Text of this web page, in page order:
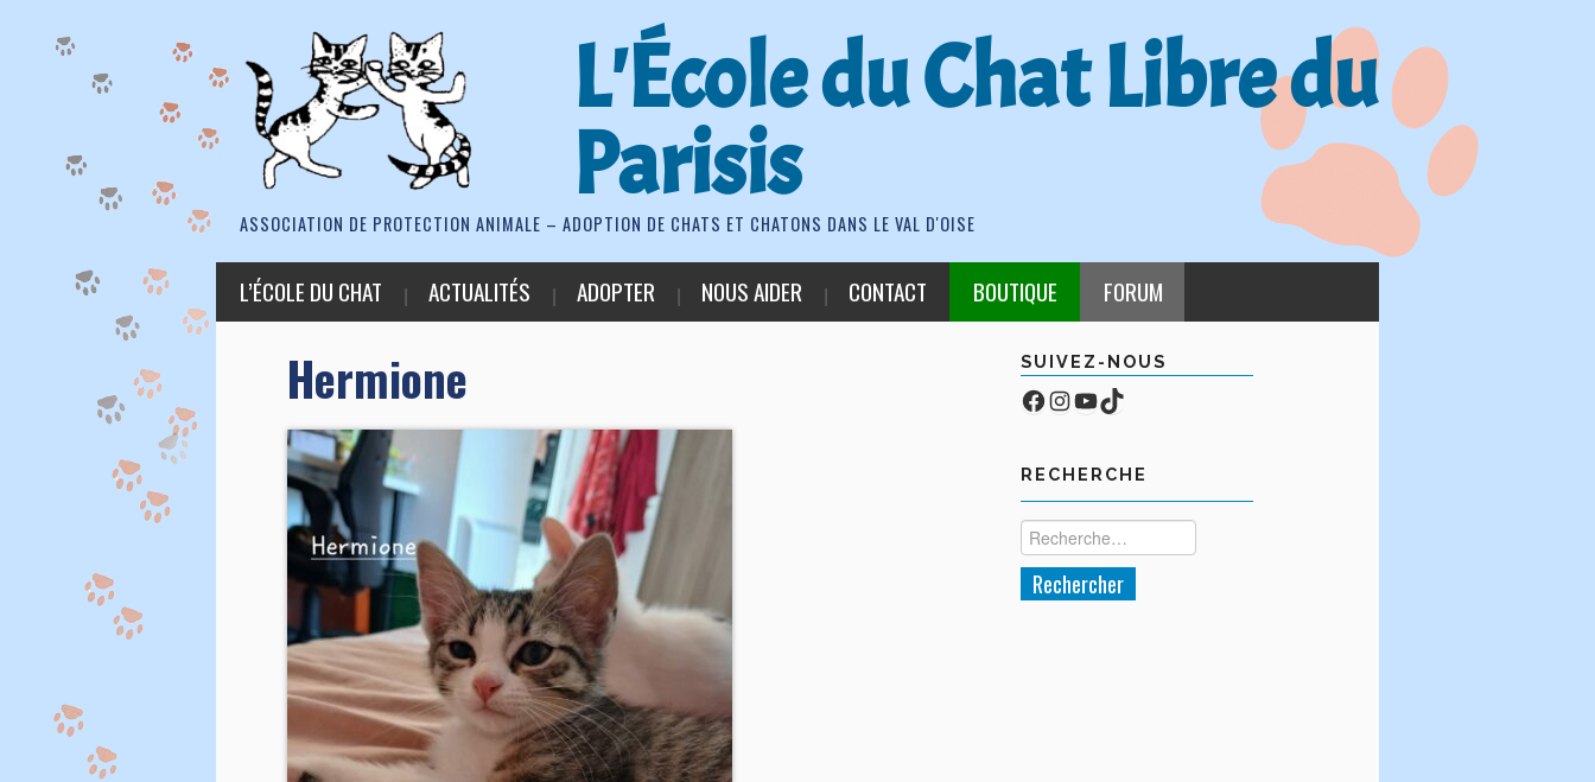
L'École du Chat Libre du
Parisis
ASSOCIATION DE PROTECTION ANIMALE – ADOPTION DE CHATS ET CHATONS DANS LE VAL D'OISE
L’ÉCOLE DU CHAT ACTUALITÉS ADOPTER NOUS AIDER CONTACT BOUTIQUE FORUM
Hermione SUIVEZ-NOUS
Facebook
Compte Instagram
YouTube
TikTok
RECHERCHE